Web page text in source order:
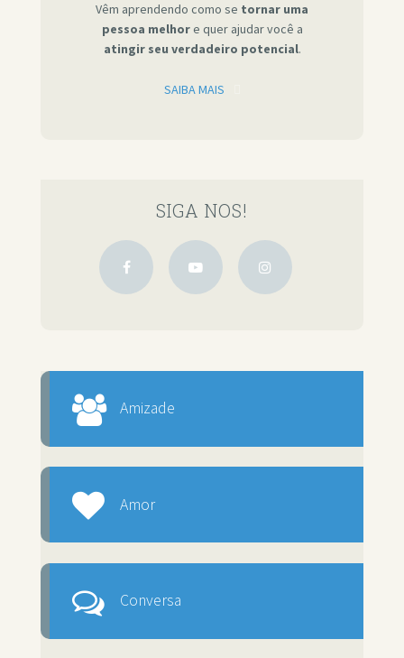
Vêm aprendendo como se tornar uma
pessoa melhore quer ajudar você a
atingir seu verdadeiro potencial.
SAIBA MAIS
SIGA NOS!
Amizade
Amor
Conversa